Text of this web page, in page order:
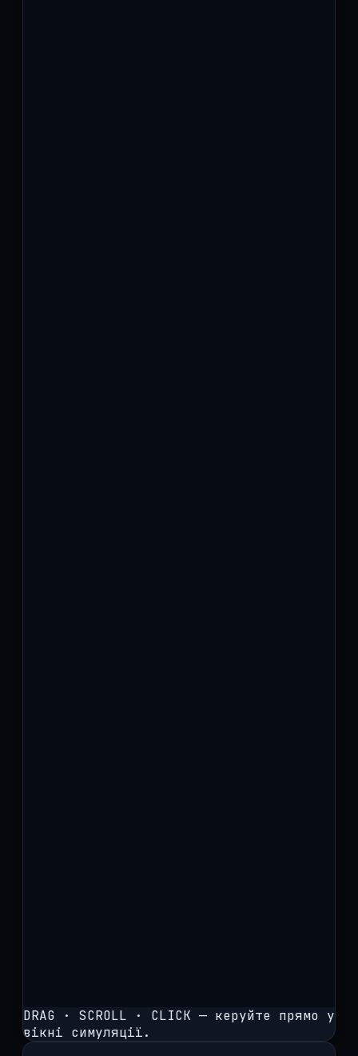
DRAG · SCROLL · CLICK — керуйте прямо у
вікні симуляції.